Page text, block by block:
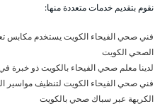
نقوم بتقديم خدمات متعددة منها:
فني صحي الفيحاء الكويت يستخدم مكابس
الصحي الكويت
لدينا معلم صحي الفيحاء بالكويت ذو
فني صحي الفيحاء الكويت لتنظيف مواسير
الكريهة عبر سباك صحي بالكويت